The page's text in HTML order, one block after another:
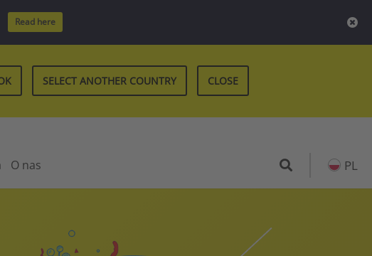
SELECT ANOTHER COUNTRY CLOSE
O nas PL
Read here